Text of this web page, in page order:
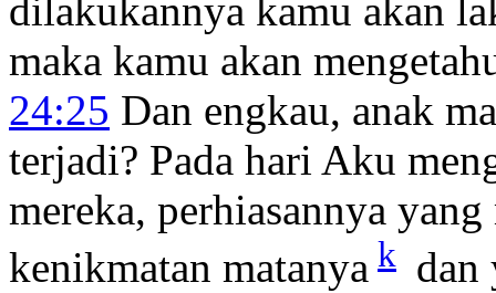
dilakukannya kamu akan
maka kamu akan
24:25 Dan engkau, anak
terjadi? Pada hari Aku
mereka, perhiasannya
kenikmatan matanya k dan